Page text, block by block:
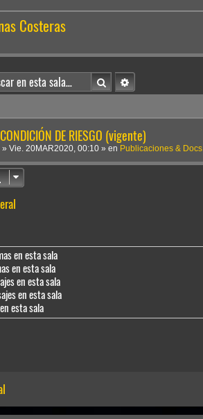
Costeras
BuscarBúsqueda avanzada
DE RIESGO (vigente)
» Vie. 20MAR2020, 00:10 » en Publicaciones & Docs.
en esta sala
en esta sala
en esta sala
en esta sala
esta sala